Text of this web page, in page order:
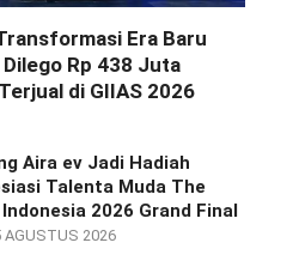
Era Baru
Rp 438 Juta
di GIIAS 2026
Aira ev Jadi Hadiah
Talenta Muda The
Indonesia 2026 Grand Final
AGUSTUS 2026